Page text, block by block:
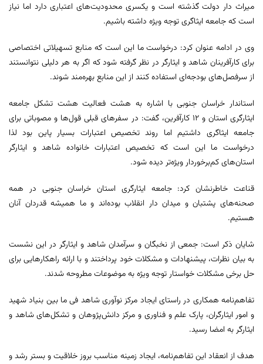
میراث دار دولت گذشته است و یکسری محدودیت‌های اعتباری دارد اما نیاز
است که جامعه ایثاگری توجه ویژه داشته باشیم.
وی در ادامه عنوان کرد: درخواست ما این است که منابع تسهیلاتی اختصاصی
برای کارآفرینان شاهد و ایثارگر در نظر گرفته شود که اگر به هر دلیلی نتوانستند
از سرفصل‌های بودجه‌ای استفاده کنند از این منابع بهره‌مند شوند.
استاندار خراسان جنوبی با اشاره به هشت فعالیت هشت تشکل جامعه
ایثارگری استان و ۱۲ کارآفرین، گفت: در سفرهای قبلی قول‌ها و مصوباتی برای
جامعه ایثاگری داشتیم اما روند تخصیص اعتبارات بسیار پاین بود لذا
درخواست ما این است که تخصیص اعتبارات خانواده شاهد و ایثارگر
استان‌های کم‌برخوردار ویژه‌تر دیده شود.
قناعت خاطرنشان کرد: جامعه ایثارگری استان خراسان جنوبی در همه
صحنه‌های پشتبان و میدان ‌دار انقلاب بوده‌اند و ما همیشه قدردان آنان
هستیم.
شایان ذکر است: جمعی از نخبگان و سرآمدان شاهد و ایثارگر در این نشست
به بیان نظرات، پیشنهادات و مشکلات خود پرداختند و با ارائه راهکارهایی برای
حل برخی مشکلات خواستار توجه ویژه به موضوعات مطروحه شدند.
تفاهم‌نامه همکاری در راستای ایجاد مرکز نوآوری شاهد فی ما بین بنیاد شهید
و امور ایثارگران، پارک علم و فناوری و مرکز دانش‌پژوهان و تشکل‌های شاهد و
ايثارگر به امضا رسید.
هدف از انعقاد این تفاهم‌نامه، ایجاد زمینه مناسب بروز خلاقیت و بستر رشد و